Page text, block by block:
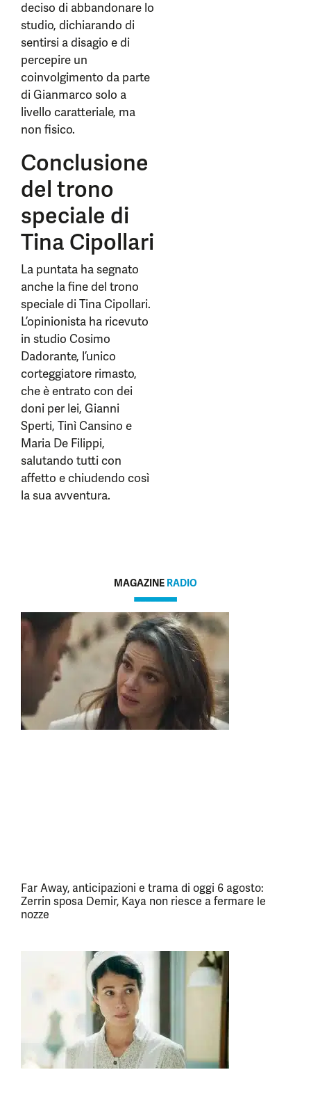
deciso di abbandonare lo
studio, dichiarando di
sentirsi a disagio e di
percepire un
coinvolgimento da parte
di Gianmarco solo a
livello caratteriale, ma
non fisico.
Conclusione
del trono
speciale di
Tina Cipollari
La puntata ha segnato
anche la fine del trono
speciale di Tina Cipollari.
L’opinionista ha ricevuto
in studio Cosimo
Dadorante, l’unico
corteggiatore rimasto,
che è entrato con dei
doni per lei, Gianni
Sperti, Tinì Cansino e
Maria De Filippi,
salutando tutti con
affetto e chiudendo così
la sua avventura.
MAGAZINE RADIO
Far Away, anticipazioni e trama di oggi 6 agosto:
Zerrin sposa Demir, Kaya non riesce a fermare le
nozze